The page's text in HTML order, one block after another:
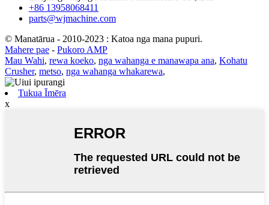
+86 13958068411
parts@wjmachine.com
© Manatārua - 2010-2023 : Katoa nga mana pupuri.
Mahere pae - Pukoro AMP
Mau Wahi, rewa koeko, nga wahanga e manawapa ana, Kohatu
Crusher, metso, nga wahanga whakarewa,
Tukua Īmēra
x